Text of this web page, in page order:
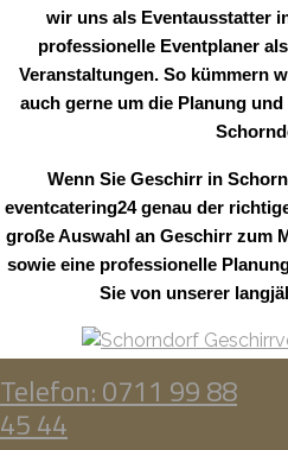
wir uns als Eventausstatter
professionelle Eventplaner
Veranstaltungen. So kümmern
auch gerne um die Planung
Wenn Sie Geschirr in
eventcatering24 genau der
große Auswahl an Geschirr zum
sowie eine professionelle
Sie von unserer
Telefon: 0711 99 88
45 44